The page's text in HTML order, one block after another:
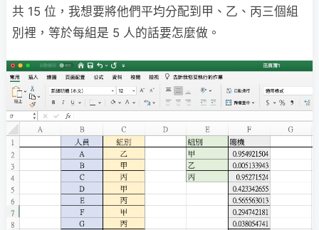
共 15 位，我想要將他們平均分配到甲、乙、丙三個組
別裡，等於每組是 5 人的話要怎麼做。